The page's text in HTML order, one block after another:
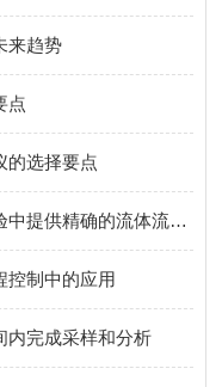
来趋势
点
的选择要点
便携式综合流量校准仪在科研实验中提供精确的流体流量测量
控制中的应用
内完成采样和分析